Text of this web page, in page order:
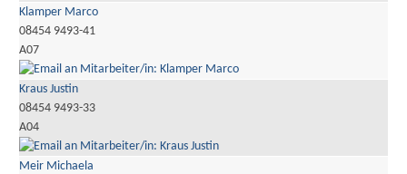
Klamper Marco
08454 9493-41
A07
Kraus Justin
08454 9493-33
A04
Meir Michaela